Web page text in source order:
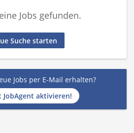
Jobs gefunden.
Suche starten
Jobs per E-Mail erhalten?
JobAgent aktivieren!